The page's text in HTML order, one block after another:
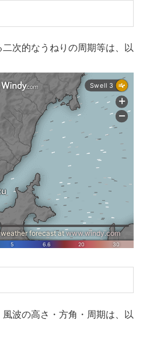
次的なうねりの周期等は、以
波の高さ・方角・周期は、以